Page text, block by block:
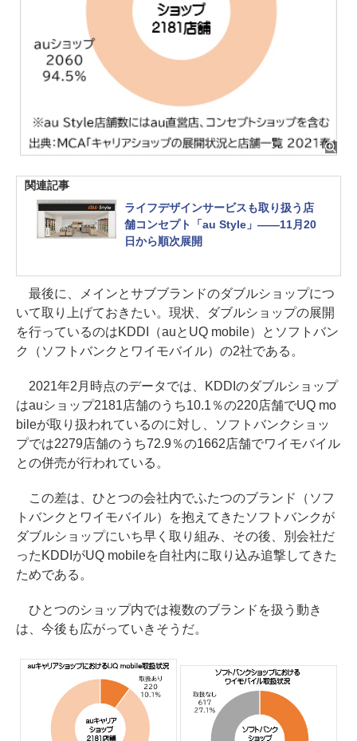
関連記事
ライフデザインサービスも取り扱う店
舗コンセプト「au Style」――11月20
日から順次展開
最後に、メインとサブブランドのダブルショップにつ
いて取り上げておきたい。現状、ダブルショップの展開
を行っているのはKDDI（auとUQ mobile）とソフトバン
ク（ソフトバンクとワイモバイル）の2社である。
2021年2月時点のデータでは、KDDIのダブルショップ
はauショップ2181店舗のうち10.1％の220店舗でUQ mo
bileが取り扱われているのに対し、ソフトバンクショッ
プでは2279店舗のうち72.9％の1662店舗でワイモバイル
との併売が行われている。
この差は、ひとつの会社内でふたつのブランド（ソフ
トバンクとワイモバイル）を抱えてきたソフトバンクが
ダブルショップにいち早く取り組み、その後、別会社だ
ったKDDIがUQ mobileを自社内に取り込み追撃してきた
ためである。
ひとつのショップ内では複数のブランドを扱う動き
は、今後も広がっていきそうだ。